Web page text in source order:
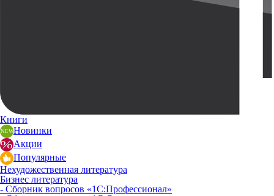
Книги
Новинки
Акции
Популярные
Нехудожественная литература
Бизнес литература
- Сборник вопросов «1С:Профессионал»